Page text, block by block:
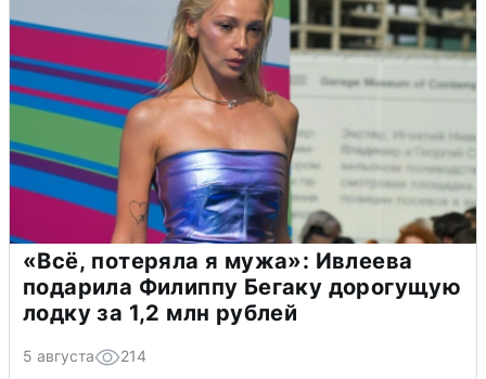
«Всё, потеряла я мужа»: Ивлеева
подарила Филиппу Бегаку дорогущую
лодку за 1,2 млн рублей
5 августа 214